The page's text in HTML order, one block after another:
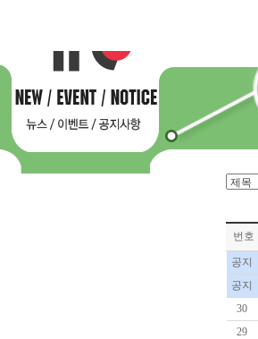
번호
공지
공지
30
29